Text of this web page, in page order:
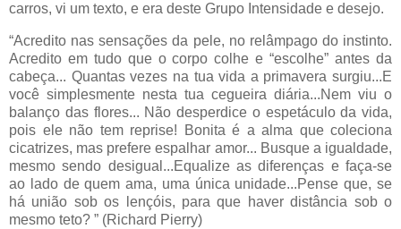
carros, vi um texto, e era deste Grupo Intensidade e desejo.
“Acredito nas sensações da pele, no relâmpago do instinto.
Acredito em tudo que o corpo colhe e “escolhe” antes da
cabeça... Quantas vezes na tua vida a primavera surgiu...E
você simplesmente nesta tua cegueira diária...Nem viu o
balanço das flores... Não desperdice o espetáculo da vida,
pois ele não tem reprise! Bonita é a alma que coleciona
cicatrizes, mas prefere espalhar amor... Busque a igualdade,
mesmo sendo desigual...Equalize as diferenças e faça-se
ao lado de quem ama, uma única unidade...Pense que, se
há união sob os lençóis, para que haver distância sob o
mesmo teto? ” (Richard Pierry)